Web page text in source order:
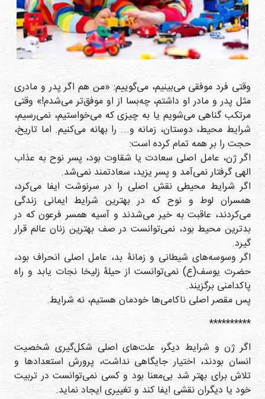
تماس
با ما
قوانین
و
مقررات
سایت
وقتی فرد موفقی می‌بینیم، می‌گوییم: «من هم اگر پدر و مادری
مثل پدر و مادر او داشتم، چه‌بسا از او موفق‌تر می‌شدم!» وقتی
مرتکب گناهی می‌شویم یا به چیزی که می‌خواستیم، نمی‌رسیم،
شرایط محیط، دوستان، زمانه و... را بهانه می‌کنیم. اما تاریخ،
حجت را بر همه تمام کرده است:
اگر ژن، عامل اصلی سعادت یا شقاوت بود، پسر نوح به عذاب
الهی گرفتار نمی‌آمد و پسر یزید، سعادتمند نمی‌شد.
اگر شرایط محیطی نقش اصلی را در سرنوشت ایفا می‌کرد،
همسران لوط و نوح که در بهترین شرایط ایمانی زندگی
می‌کردند، عاقبت به خیر می‌شدند و آسیه همسر فرعون که در
بدترین محیط بود، نمی‌توانست در صف بهترین زنان عالم قرار
گیرد.
اگر وسوسه‌های شیطانی و زمانۀ بد، عامل اصلی انحراف بود،
حضرت یوسف(ع) نمی‌توانست از حیلۀ زلیخا نجات یابد و راه
پاکدامنی برگزیند.
پس مقصر اصلی ناکامی‌ها خودمان هستیم، نه شرایط.
**********
اگر ژن و شرایط دیگر، علت‌های اصلی شکل‌گیری شخصیت
انسان بودند، اختیار جایگاهی نداشت، پرورش استعدادها و
تلاش برای بهتر شد بی‌معنا بود و کسی نمی‌توانست در تربیت
خود یا دیگران نقشی ایفا کند و تغییری ایجاد نماید.